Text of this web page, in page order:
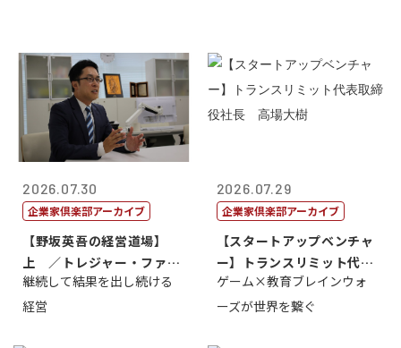
2026.07.30
企業家倶楽部アーカイブ
【野坂英吾の経営道場】
上 ／トレジャー・ファク
トリー社長野坂...
継続して結果を出し続ける
経営
2026.07.29
企業家倶楽部アーカイブ
【スタートアップベンチャ
ー】トランスリミット代表
取締役社長 ...
ゲーム×教育ブレインウォ
ーズが世界を繋ぐ